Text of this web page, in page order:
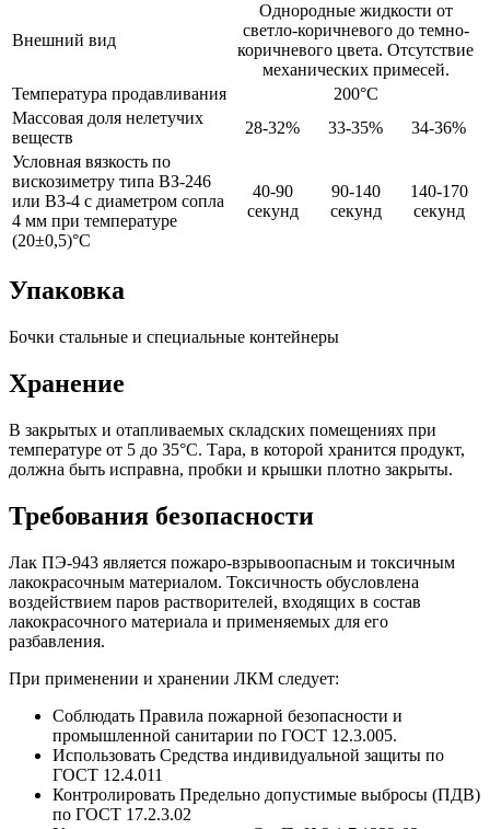
Внешний вид
Однородные жидкости от
светло-коричневого до темно-
коричневого цвета. Отсутствие
механических примесей.
Температура продавливания
200°C
Массовая доля нелетучих
веществ
28-32% 33-35%
34-36%
Условная вязкость по
вискозиметру типа ВЗ-246
или ВЗ-4 с диаметром сопла
4 мм при температуре
(20±0,5)°C
40-90
секунд
90-140
секунд
140-170
секунд
Упаковка
Бочки стальные и специальные контейнеры
Хранение
В закрытых и отапливаемых складских помещениях при
температуре от 5 до 35°C. Тара, в которой хранится продукт,
должна быть исправна, пробки и крышки плотно закрыты.
Требования безопасности
Лак ПЭ-943 является пожаро-взрывоопасным и токсичным
лакокрасочным материалом. Токсичность обусловлена
воздействием паров растворителей, входящих в состав
лакокрасочного материала и применяемых для его
разбавления.
При применении и хранении ЛКМ следует:
Соблюдать Правила пожарной безопасности и
промышленной санитарии по ГОСТ 12.3.005.
Использовать Средства индивидуальной защиты по
ГОСТ 12.4.011
Контролировать Предельно допустимые выбросы (ПДВ)
по ГОСТ 17.2.3.02